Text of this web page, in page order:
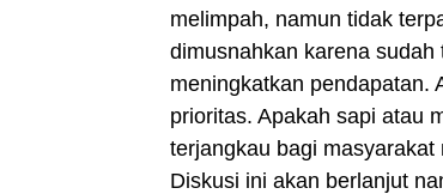
melimpah, namun tidak
dimusnahkan karena
meningkatkan pendapatan.
prioritas. Apakah sapi atau
terjangkau bagi masyarakat
Diskusi ini akan berlanjut